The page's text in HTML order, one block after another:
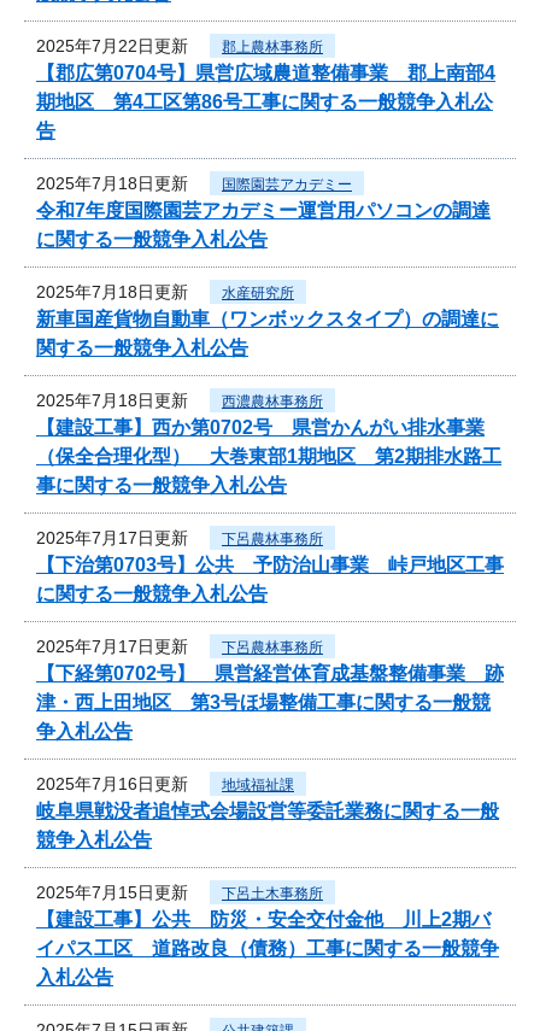
2025年7月22日更新 郡上農林事務所
【郡広第0704号】県営広域農道整備事業 郡上南部4
期地区 第4工区第86号工事に関する一般競争入札公
告
2025年7月18日更新 国際園芸アカデミー
令和7年度国際園芸アカデミー運営用パソコンの調達
に関する一般競争入札公告
2025年7月18日更新 水産研究所
新車国産貨物自動車（ワンボックスタイプ）の調達に
関する一般競争入札公告
2025年7月18日更新 西濃農林事務所
【建設工事】西か第0702号 県営かんがい排水事業
（保全合理化型） 大巻東部1期地区 第2期排水路工
事に関する一般競争入札公告
2025年7月17日更新 下呂農林事務所
【下治第0703号】公共 予防治山事業 峠戸地区工事
に関する一般競争入札公告
2025年7月17日更新 下呂農林事務所
【下経第0702号】 県営経営体育成基盤整備事業 跡
津・西上田地区 第3号ほ場整備工事に関する一般競
争入札公告
2025年7月16日更新 地域福祉課
岐阜県戦没者追悼式会場設営等委託業務に関する一般
競争入札公告
2025年7月15日更新 下呂土木事務所
【建設工事】公共 防災・安全交付金他 川上2期バ
イパス工区 道路改良（債務）工事に関する一般競争
入札公告